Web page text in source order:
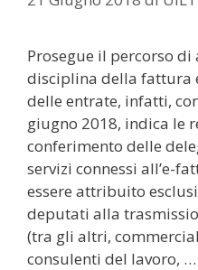
Prosegue il percorso
disciplina della fattura
delle entrate, infatti,
giugno 2018, indica le
conferimento delle
servizi connessi all’e-
essere attribuito
deputati alla
(tra gli altri,
consulenti del lavoro, …